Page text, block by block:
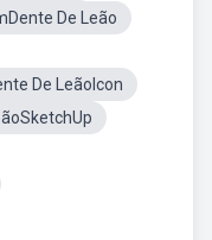
De Leão
De LeãoIcon